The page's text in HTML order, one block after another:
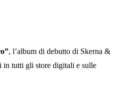
, l’album di debutto di Skerna &
in tutti gli store digitali e sulle